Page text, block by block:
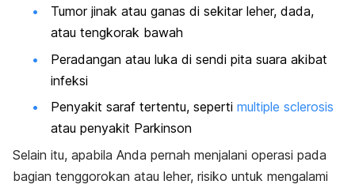
Tumor jinak atau ganas di sekitar leher, dada,
atau tengkorak bawah
Peradangan atau luka di sendi pita suara akibat
infeksi
Penyakit saraf tertentu, seperti multiple sclerosis
atau penyakit Parkinson
Selain itu, apabila Anda pernah menjalani operasi pada
bagian tenggorokan atau leher, risiko untuk mengalami